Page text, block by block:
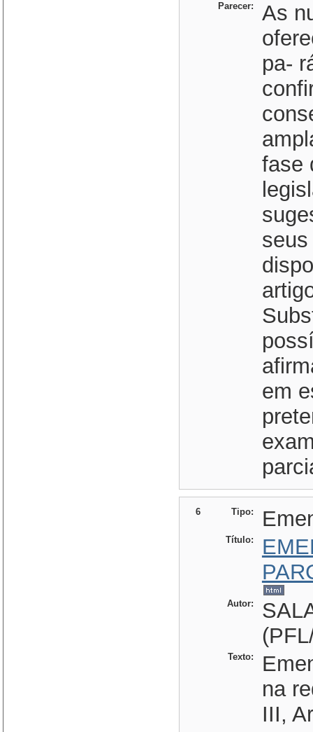
Parecer:
As
pa-
fase
em
6 Tipo:
Título:
Autor:
Texto:
na
III,